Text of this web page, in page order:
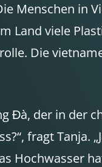
Menschen in
Land viele
Die
Đà, der in der
fragt Tanja.
Hochwasser